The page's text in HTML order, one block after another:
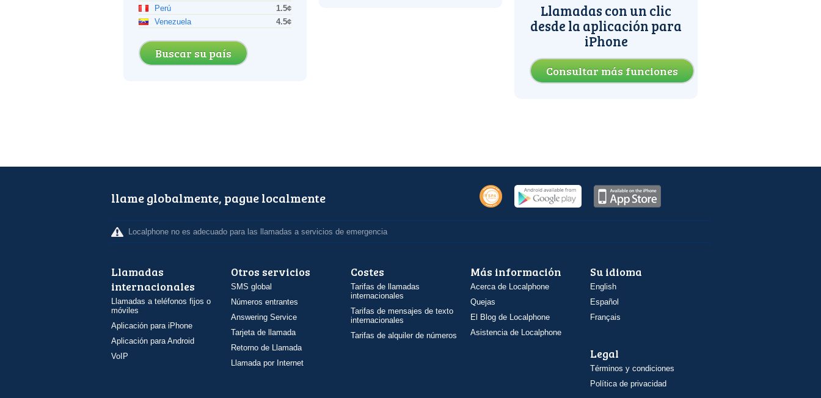
Perú
1.5¢
Venezuela
4.5¢
Buscar su país
Llamadas con un clic
desde la aplicación para
iPhone
Consultar más funciones
llame globalmente, pague localmente
Localphone no es adecuado para las llamadas a servicios de emergencia
Llamadas
internacionales
Llamadas a teléfonos fijos o
móviles
Aplicación para iPhone
Aplicación para Android
VoIP
Otros servicios
SMS global
Números entrantes
Answering Service
Tarjeta de llamada
Retorno de Llamada
Llamada por Internet
Costes
Tarifas de llamadas
internacionales
Tarifas de mensajes de texto
internacionales
Tarifas de alquiler de números
Más información
Acerca de Localphone
Quejas
El Blog de Localphone
Asistencia de Localphone
Su idioma
English
Español
Français
Legal
Términos y condiciones
Política de privacidad